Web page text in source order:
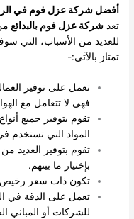
أفضل شركة عزل فوم في
تعدشركة عزل فوم بالبدائع
للعديد من الأسباب، التي
تمتاز بالآتي:-
تعمل على توفير
فهي لا تتعامل مع
تقوم بتوفير جميع
المواد التي تستخدم
تقوم بتوفير العديد
بإختيار ما بينهم.
تكون ذات سعر رخيص
تعمل على الدقة في
للشركات أو المباني